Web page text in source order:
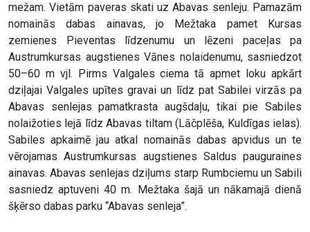
mežam. Vietām paveras skati uz Abavas senleju. Pamazām
nomainās dabas ainavas, jo Mežtaka pamet Kursas
zemienes Pieventas līdzenumu un lēzeni paceļas pa
Austrumkursas augstienes Vānes nolaidenumu, sasniedzot
50–60 m vjl. Pirms Valgales ciema tā apmet loku apkārt
dziļajai Valgales upītes gravai un līdz pat Sabilei virzās pa
Abavas senlejas pamatkrasta augšdaļu, tikai pie Sabiles
nolaižoties lejā līdz Abavas tiltam (Lāčplēša, Kuldīgas ielas).
Sabiles apkaimē jau atkal nomainās dabas apvidus un te
vērojamas Austrumkursas augstienes Saldus pauguraines
ainavas. Abavas senlejas dziļums starp Rumbciemu un Sabili
sasniedz aptuveni 40 m. Mežtaka šajā un nākamajā dienā
šķērso dabas parku “Abavas senleja”.